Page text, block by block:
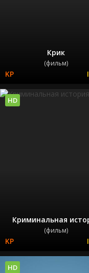
Крик
(фильм)
Криминальная
(фильм)
HD
HD